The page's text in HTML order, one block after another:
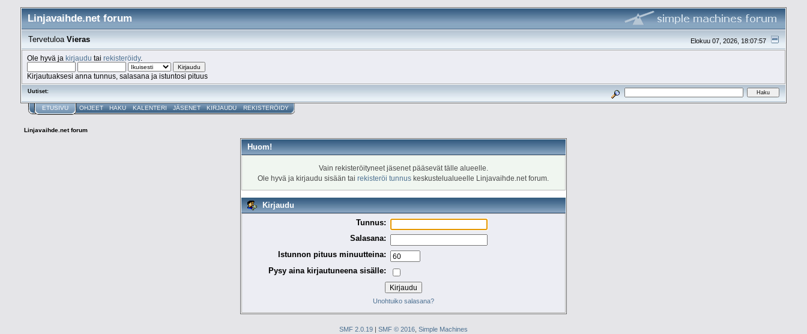
Linjavaihde.net forum
Elokuu 07, 2026, 18:07:57
TervetuloaVieras
Ole hyvä ja kirjaudu tai rekisteröidy.
Kirjautuaksesi anna tunnus, salasana ja istuntosi pituus
Uutiset:
ETUSIVU OHJEET HAKU KALENTERI JÄSENET KIRJAUDU REKISTERÖIDY
Linjavaihde.net forum
Huom!
Vain rekisteröityneet jäsenet pääsevät tälle alueelle.
Ole hyvä ja kirjaudu sisään tairekisteröi tunnus keskustelualueelle Linjavaihde.net forum.
Kirjaudu
Tunnus:
Salasana:
Istunnon pituus minuutteina:
Pysy aina kirjautuneena sisälle:
Unohtuiko salasana?
SMF 2.0.19| SMF © 2016, Simple Machines